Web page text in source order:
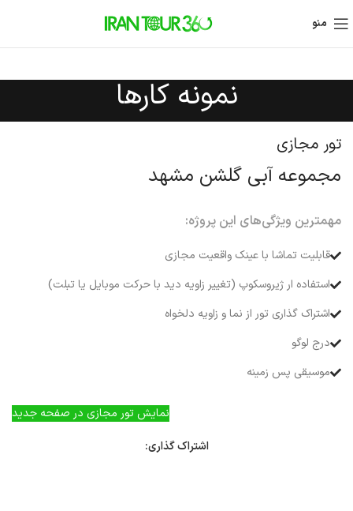
منو
نمونه کارها
تور مجازی
مجموعه آبی گلشن مشهد
مهمترین ویژگی‌های این پروژه:
قابلیت تماشا با عینک واقعیت مجازی
استفاده ار ژیروسکوپ (تغییر زاویه دید با حرکت موبایل یا تبلت)
اشتراک گذاری تور از نما و زاویه دلخواه
درج لوگو
موسیقی پس زمینه
نمایش تور مجازی در صفحه جدید
اشتراک گذاری: